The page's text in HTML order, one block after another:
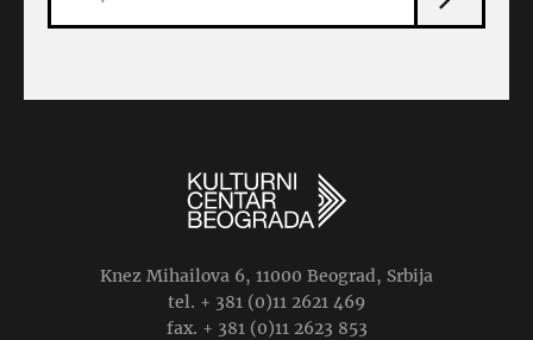
Knez Mihailova 6, 11000 Beograd, Srbija
tel. + 381 (0)11 2621 469
fax. + 381 (0)11 2623 853